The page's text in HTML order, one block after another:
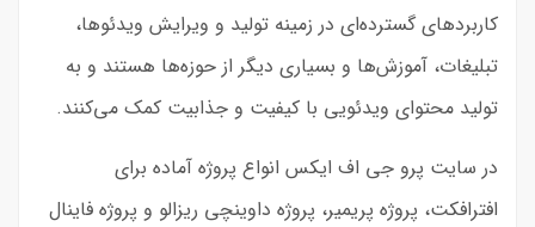
کاربردهای گسترده‌ای در زمینه تولید و ویرایش ویدئوها،
تبلیغات، آموزش‌ها و بسیاری دیگر از حوزه‌ها هستند و به
تولید محتوای ویدئویی با کیفیت و جذابیت کمک می‌کنند.
در سایت پرو جی اف ایکس انواع پروژه آماده برای
افترافکت، پروژه پریمیر، پروژه داوینچی ریزالو و پروژه فاینال